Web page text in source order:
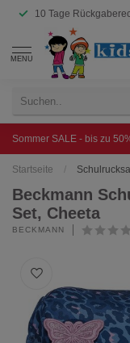
10 Tage
MENU
Sommer SALE - bis zu
Startseite /
Beckmann
Set, Cheeta
BECKMANN